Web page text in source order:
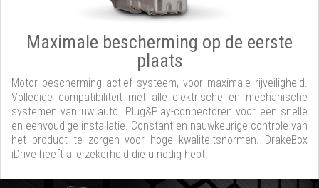
Maximale bescherming op de eerste
plaats
Motor bescherming actief systeem, voor maximale rijveiligheid.
Volledige compatibiliteit met alle elektrische en mechanische
systemen van uw auto. Plug&Play-connectoren voor een snelle
en eenvoudige installatie. Constant en nauwkeurige controle van
het product te zorgen voor hoge kwaliteitsnormen. DrakeBox
iDrive heeft alle zekerheid die u nodig hebt.